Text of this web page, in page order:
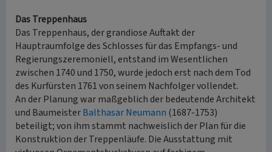
Das Treppenhaus
Das Treppenhaus, der grandiose Auftakt der
Hauptraumfolge des Schlosses für das Empfangs- und
Regierungszeremoniell, entstand im Wesentlichen
zwischen 1740 und 1750, wurde jedoch erst nach dem Tod
des Kurfürsten 1761 von seinem Nachfolger vollendet.
An der Planung war maßgeblich der bedeutende Architekt
und BaumeisterBalthasar Neumann (1687-1753)
beteiligt; von ihm stammt nachweislich der Plan für die
Konstruktion der Treppenläufe. Die Ausstattung mit